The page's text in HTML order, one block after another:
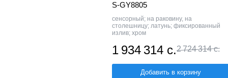
S-GY8805
сенсорный; на раковину, на
столешницу; латунь; фиксированный
излив; хром
1 934 314 с.2 724 314 с.
Добавить в корзину